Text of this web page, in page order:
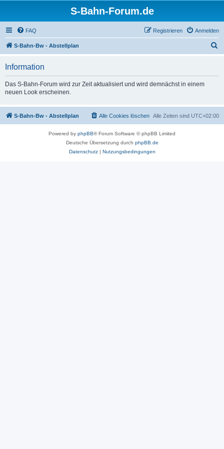
S-Bahn-Forum.de
FAQ Anmelden
Registrieren
S-Bahn-Bw - Abstellplan
Information
Das S-Bahn-Forum wird zur Zeit aktualisiert und wird demnächst in einem
neuen Look erscheinen.
S-Bahn-Bw - Abstellplan Alle Zeiten sind UTC+02:00
Alle Cookies löschen
Powered by phpBB® Forum Software © phpBB Limited
Deutsche Übersetzung durch phpBB.de
Datenschutz| Nutzungsbedingungen